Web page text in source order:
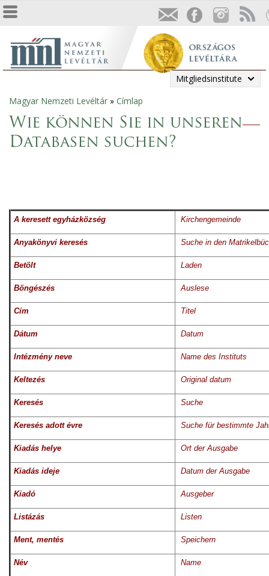
Mitgliedsinstitute
Sie
sind
Magyar Nemzeti Levéltár » Címlap
Wie können Sie in unseren
Databasen suchen?
A keresett egyházközség Kirchengemeinde
Anyakönyvi keresés Suche in den
Betölt Laden
Böngészés Auslese
Cím Titel
Dátum Datum
Intézmény neve Name des Instituts
Keltezés Original datum
Keresés Suche
Keresés adott évre Suche für bestimmte
Kiadás helye Ort der Ausgabe
Kiadás ideje Datum der Ausgabe
Kiadó Ausgeber
Listázás Listen
Ment, mentés Speichern
Név Name